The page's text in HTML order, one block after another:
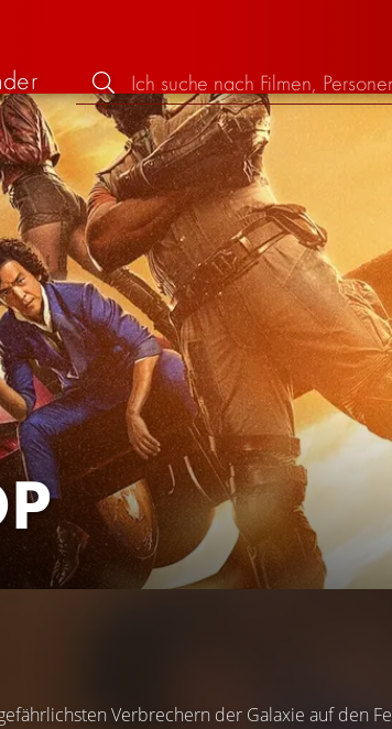
Verbrechern der Galaxie auf den